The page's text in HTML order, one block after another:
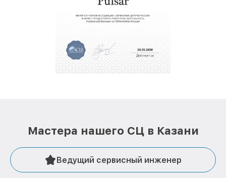
Мастера нашего СЦ в Казани
Ведущий сервисный инженер